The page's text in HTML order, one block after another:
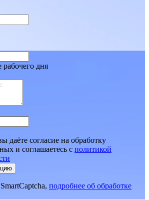
дня
даёте согласие на обработку
и соглашаетесь c политикой
подробнее об обработке